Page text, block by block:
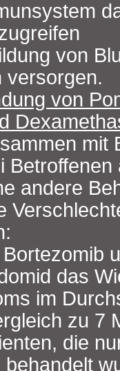
von
versorgen.
von
mit
andere
das
im
zu 7
die